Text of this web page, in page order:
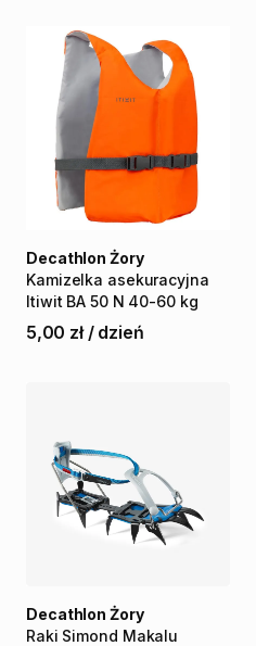
Kamizelka asekuracyjna
Itiwit BA 50 N 40-60 kg
Decathlon Żory
5,00 zł / dzień
Raki Simond Makalu
Decathlon Żory